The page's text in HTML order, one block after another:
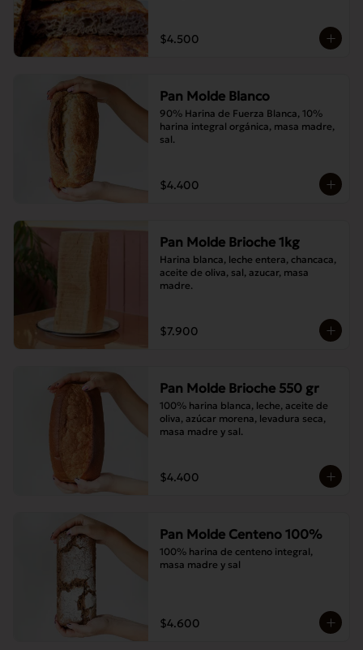
$4.500
Pan Molde Blanco
90% Harina de Fuerza Blanca, 10%
harina integral orgánica, masa madre,
sal.
$4.400
Pan Molde Brioche 1kg
Harina blanca, leche entera, chancaca,
aceite de oliva, sal, azucar, masa
madre.
$7.900
Pan Molde Brioche 550 gr
100% harina blanca, leche, aceite de
oliva, azúcar morena, levadura seca,
masa madre y sal.
$4.400
Pan Molde Centeno 100%
100% harina de centeno integral,
masa madre y sal
$4.600